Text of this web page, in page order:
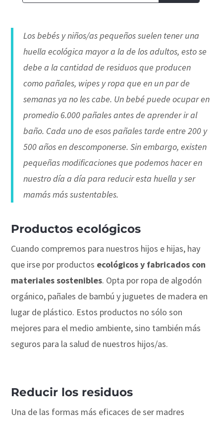
Los bebés y niños/as pequeños suelen tener una
huella ecológica mayor a la de los adultos, esto se
debe a la cantidad de residuos que producen
como pañales, wipes y ropa que en un par de
semanas ya no les cabe. Un bebé puede ocupar en
promedio 6.000 pañales antes de aprender ir al
baño. Cada uno de esos pañales tarde entre 200 y
500 años en descomponerse. Sin embargo, existen
pequeñas modificaciones que podemos hacer en
nuestro día a día para reducir esta huella y ser
mamás más sustentables.
Productos ecológicos
Cuando compremos para nuestros hijos e hijas, hay
que irse por productos ecológicos y fabricados con
materiales sostenibles. Opta por ropa de algodón
orgánico, pañales de bambú y juguetes de madera en
lugar de plástico. Estos productos no sólo son
mejores para el medio ambiente, sino también más
seguros para la salud de nuestros hijos/as.
Reducir los residuos
Una de las formas más eficaces de ser madres